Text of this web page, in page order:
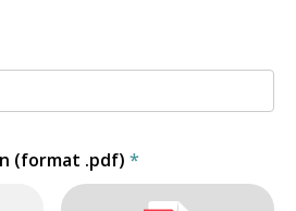
(format .pdf) *